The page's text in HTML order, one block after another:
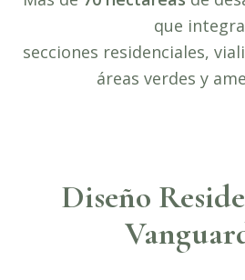
que
secciones residenciales,
áreas verdes y
Diseño